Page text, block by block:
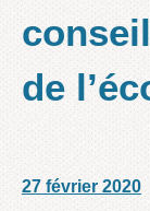
de
27 février 2020